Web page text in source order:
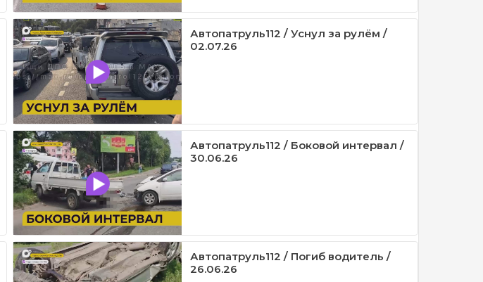
Автопатруль112 / Уснул за рулём /
02.07.26
Автопатруль112 / Боковой интервал /
30.06.26
Автопатруль112 / Погиб водитель /
26.06.26